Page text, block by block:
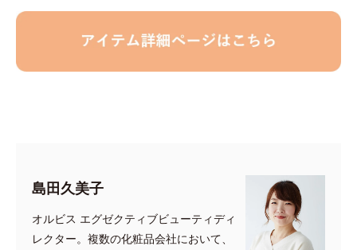
島田久美子
オルビス エグゼクティブビューティディ
レクター。複数の化粧品会社において、